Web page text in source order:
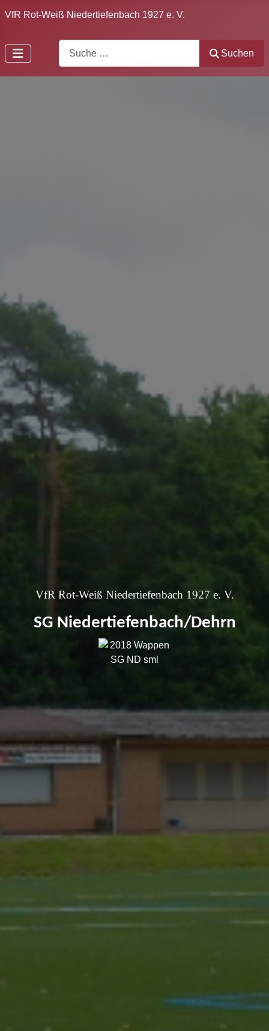
VfR Rot-Weiß Niedertiefenbach 1927 e. V.
Suchen
VfR Rot-Weiß Niedertiefenbach 1927 e. V.
SG Niedertiefenbach/Dehrn